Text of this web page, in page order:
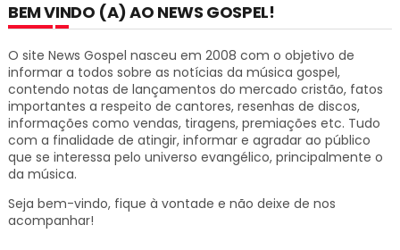
BEM VINDO (A) AO NEWS GOSPEL!
O site News Gospel nasceu em 2008 com o objetivo de
informar a todos sobre as notícias da música gospel,
contendo notas de lançamentos do mercado cristão, fatos
importantes a respeito de cantores, resenhas de discos,
informações como vendas, tiragens, premiações etc. Tudo
com a finalidade de atingir, informar e agradar ao público
que se interessa pelo universo evangélico, principalmente o
da música.
Seja bem-vindo, fique à vontade e não deixe de nos
acompanhar!